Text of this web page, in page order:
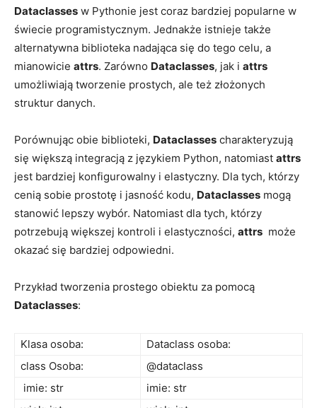
Dataclasses w⁢ Pythonie jest coraz bardziej popularne ‍w
świecie​ programistycznym. Jednakże istnieje także
alternatywna⁣ biblioteka‍ nadająca się ‌do tego celu, a ​
mianowicie attrs. Zarówno Dataclasses, jak i⁣ attrs
umożliwiają ‍tworzenie prostych, ale⁢ też‍ złożonych
⁣struktur danych.
Porównując ‍obie‌ biblioteki, Dataclasses charakteryzują
się ⁤większą integracją ⁢z językiem Python, natomiast attrs
jest bardziej konfigurowalny i elastyczny.‍ Dla ‍tych, ⁣którzy
cenią ⁤sobie⁢ prostotę i jasność⁤ kodu, Dataclasses mogą⁣
stanowić lepszy⁤ wybór.⁤ Natomiast dla⁢ tych, którzy
potrzebują większej kontroli i elastyczności, attrs ⁣ może
okazać się bardziej odpowiedni.
Przykład tworzenia prostego obiektu ‍za⁤ pomocą
Dataclasses:
Klasa ⁤osoba:
Dataclass osoba:
class Osoba:
@dataclass
‍ imie: str
imie: str